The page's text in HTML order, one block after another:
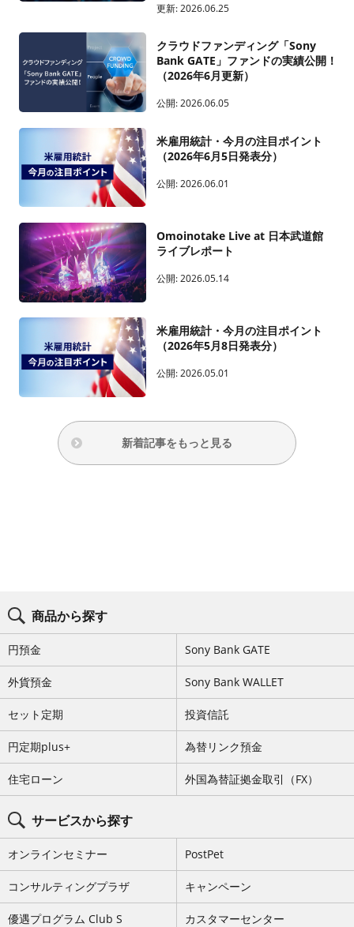
更新:2026.06.25
クラウドファンディング「Sony
Bank GATE」ファンドの実績公開！
（2026年6月更新）
公開:2026.06.05
米雇用統計・今月の注目ポイント
（2026年6月5日発表分）
公開:2026.06.01
Omoinotake Live at 日本武道館
ライブレポート
公開:2026.05.14
米雇用統計・今月の注目ポイント
（2026年5月8日発表分）
公開:2026.05.01
新着記事をもっと見る
コ
ン
ニ
キ
商品から探す
円預金 Sony Bank GATE
外貨預金 Sony Bank WALLET
セット定期 投資信託
円定期plus+ 為替リンク預金
住宅ローン 外国為替証拠金取引（FX）
サービスから探す
オンラインセミナー PostPet
コンサルティングプラザ キャンペーン
優遇プログラム Club S カスタマーセンター